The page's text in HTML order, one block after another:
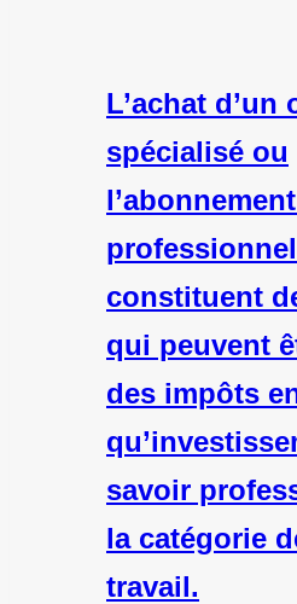
L’achat d’un
spécialisé ou
constituent
qui peuvent
des impôts
savoir
la catégorie
travail.